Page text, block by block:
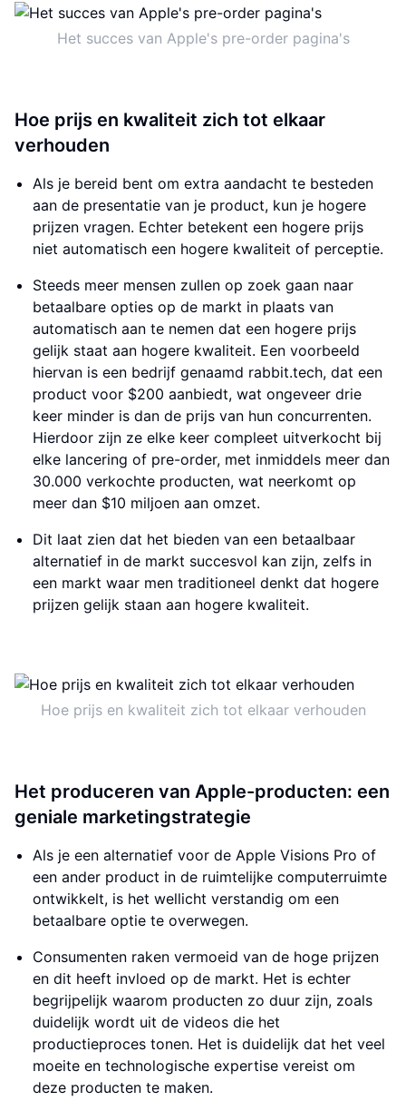
Het succes van Apple's pre-order pagina's
Hoe prijs en kwaliteit zich tot elkaar
verhouden
Als je bereid bent om extra aandacht te besteden
aan de presentatie van je product, kun je hogere
prijzen vragen. Echter betekent een hogere prijs
niet automatisch een hogere kwaliteit of perceptie.
Steeds meer mensen zullen op zoek gaan naar
betaalbare opties op de markt in plaats van
automatisch aan te nemen dat een hogere prijs
gelijk staat aan hogere kwaliteit. Een voorbeeld
hiervan is een bedrijf genaamd rabbit.tech, dat een
product voor $200 aanbiedt, wat ongeveer drie
keer minder is dan de prijs van hun concurrenten.
Hierdoor zijn ze elke keer compleet uitverkocht bij
elke lancering of pre-order, met inmiddels meer dan
30.000 verkochte producten, wat neerkomt op
meer dan $10 miljoen aan omzet.
Dit laat zien dat het bieden van een betaalbaar
alternatief in de markt succesvol kan zijn, zelfs in
een markt waar men traditioneel denkt dat hogere
prijzen gelijk staan aan hogere kwaliteit.
Hoe prijs en kwaliteit zich tot elkaar verhouden
Het produceren van Apple-producten: een
geniale marketingstrategie
Als je een alternatief voor de Apple Visions Pro of
een ander product in de ruimtelijke computerruimte
ontwikkelt, is het wellicht verstandig om een
betaalbare optie te overwegen.
Consumenten raken vermoeid van de hoge prijzen
en dit heeft invloed op de markt. Het is echter
begrijpelijk waarom producten zo duur zijn, zoals
duidelijk wordt uit de videos die het
productieproces tonen. Het is duidelijk dat het veel
moeite en technologische expertise vereist om
deze producten te maken.